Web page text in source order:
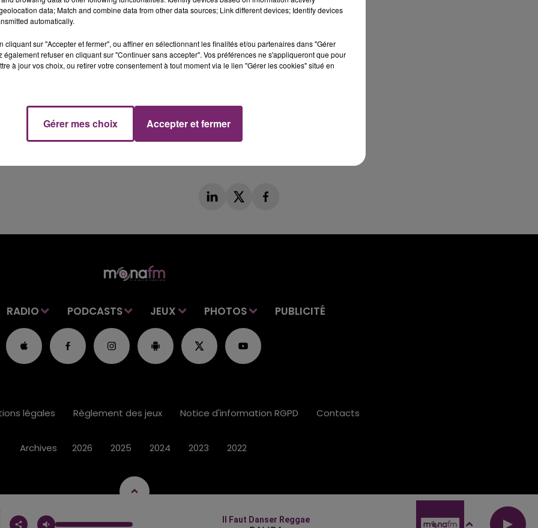
RADIO PODCASTS JEUX PHOTOS PUBLICITÉ
Il Faut Danser Reggae
légales Règlement des jeux Notice d'information RGPD Contacts
Archives 2026 2025 2024 2023 2022
data; Match and combine data from other data sources; Link different devices; Identify devices
automatically.
cliquant sur "Accepter et fermer", ou affiner en sélectionnant les finalités et/ou partenaires dans "Gérer
également refuser en cliquant sur "Continuer sans accepter". Vos préférences ne s'appliqueront que pour
à jour vos choix, ou retirer votre consentement à tout moment via le lien "Gérer les cookies" situé en
Gérer mes choix Accepter et fermer